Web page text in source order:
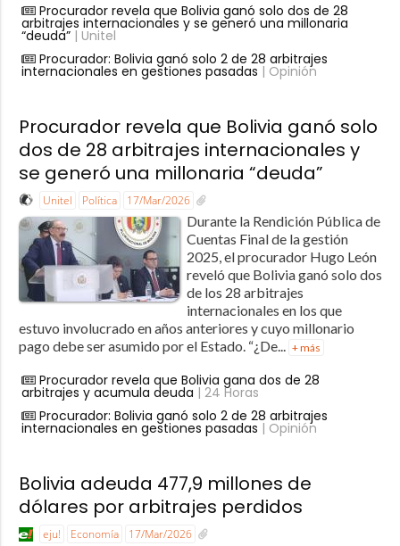
Procurador revela que Bolivia ganó solo dos de 28
arbitrajes internacionales y se generó una millonaria
“deuda”| Unitel
Procurador: Bolivia ganó solo 2 de 28 arbitrajes
internacionales en gestiones pasadas | Opinión
Procurador revela que Bolivia ganó solo
dos de 28 arbitrajes internacionales y
se generó una millonaria “deuda”
Unitel Política 17/Mar/2026
Durante la Rendición Pública de
Cuentas Final de la gestión
2025, el procurador Hugo León
reveló que Bolivia ganó solo dos
de los 28 arbitrajes
internacionales en los que
estuvo involucrado en años anteriores y cuyo millonario
pago debe ser asumido por el Estado. “¿De... + más
Procurador revela que Bolivia gana dos de 28
arbitrajes y acumula deuda | 24 Horas
Procurador: Bolivia ganó solo 2 de 28 arbitrajes
internacionales en gestiones pasadas | Opinión
Bolivia adeuda 477,9 millones de
dólares por arbitrajes perdidos
eju! Economía 17/Mar/2026